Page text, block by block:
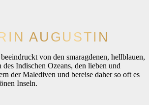
AUGUSTIN
von den smaragdenen, hellblauen,
Indischen Ozeans, den lieben und
der Malediven und bereise daher so oft es
Inseln.